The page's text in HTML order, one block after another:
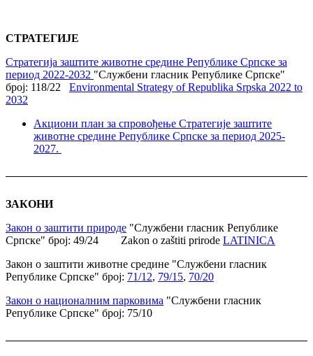
СТРАТЕГИЈЕ
Стратегија заштите животне средине Републике Српске за
период 2022-2032 "Службени гласник Републике Српске"
број: 118/22 Environmental Strategy of Republika Srpska 2022 to
2032
Акциони план за спровођење Стратегије заштите
животне средине Републике Српске за период 2025-
2027.
ЗАКОНИ
Закон о заштити природе "Службени гласник Републике
Српске" број: 49/24 Zakon o zaštiti prirode LATINICA
Закон о заштити животне средине "Службени гласник
Републике Српске" број: 71/12, 79/15, 70/20
Закон о националним парковима "Службени гласник
Републике Српске" број: 75/10